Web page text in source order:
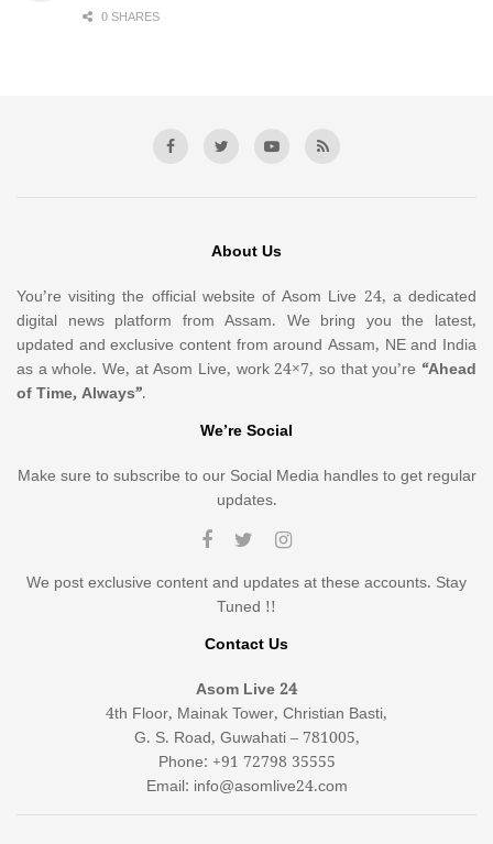
0 SHARES
About Us
You’re visiting the official website of Asom Live 24, a dedicated
digital news platform from Assam. We bring you the latest,
updated and exclusive content from around Assam, NE and India
as a whole. We, at Asom Live, work 24×7, so that you’re “Ahead
of Time, Always”.
We’re Social
Make sure to subscribe to our Social Media handles to get regular
updates.
We post exclusive content and updates at these accounts. Stay
Tuned !!
Contact Us
Asom Live 24
4th Floor, Mainak Tower, Christian Basti,
G. S. Road, Guwahati – 781005,
Phone: +91 72798 35555
Email: info@asomlive24.com